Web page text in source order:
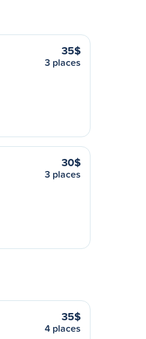
35$
3 places
30$
3 places
35$
4 places